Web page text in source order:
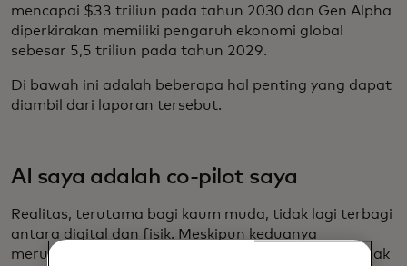
mencapai $33 triliun pada tahun 2030 dan Gen Alpha
diperkirakan memiliki pengaruh ekonomi global
sebesar 5,5 triliun pada tahun 2029.
Di bawah ini adalah beberapa hal penting yang dapat
diambil dari laporan tersebut.
AI saya adalah co-pilot saya
Realitas, terutama bagi kaum muda, tidak lagi terbagi
antara digital dan fisik. Meskipun keduanya
merupakan dua media yang berbeda, kehidupan anak